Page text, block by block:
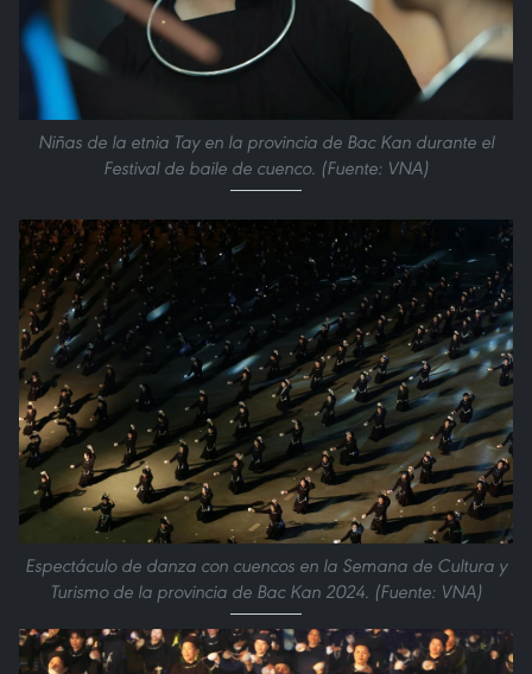
Niñas de la etnia Tay en la provincia de Bac Kan durante el
Festival de baile de cuenco. (Fuente: VNA)
Espectáculo de danza con cuencos en la Semana de Cultura y
Turismo de la provincia de Bac Kan 2024. (Fuente: VNA)